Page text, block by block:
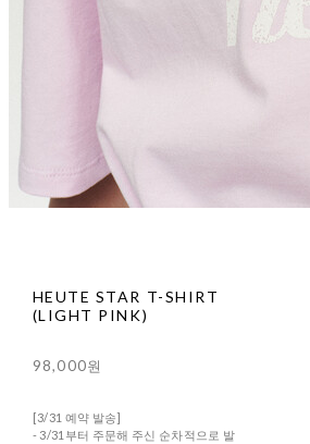
HEUTE STAR T-SHIRT
(LIGHT PINK)
98,000원
[3/31 예약 발송]
- 3/31부터 주문해 주신 순차적으로 발